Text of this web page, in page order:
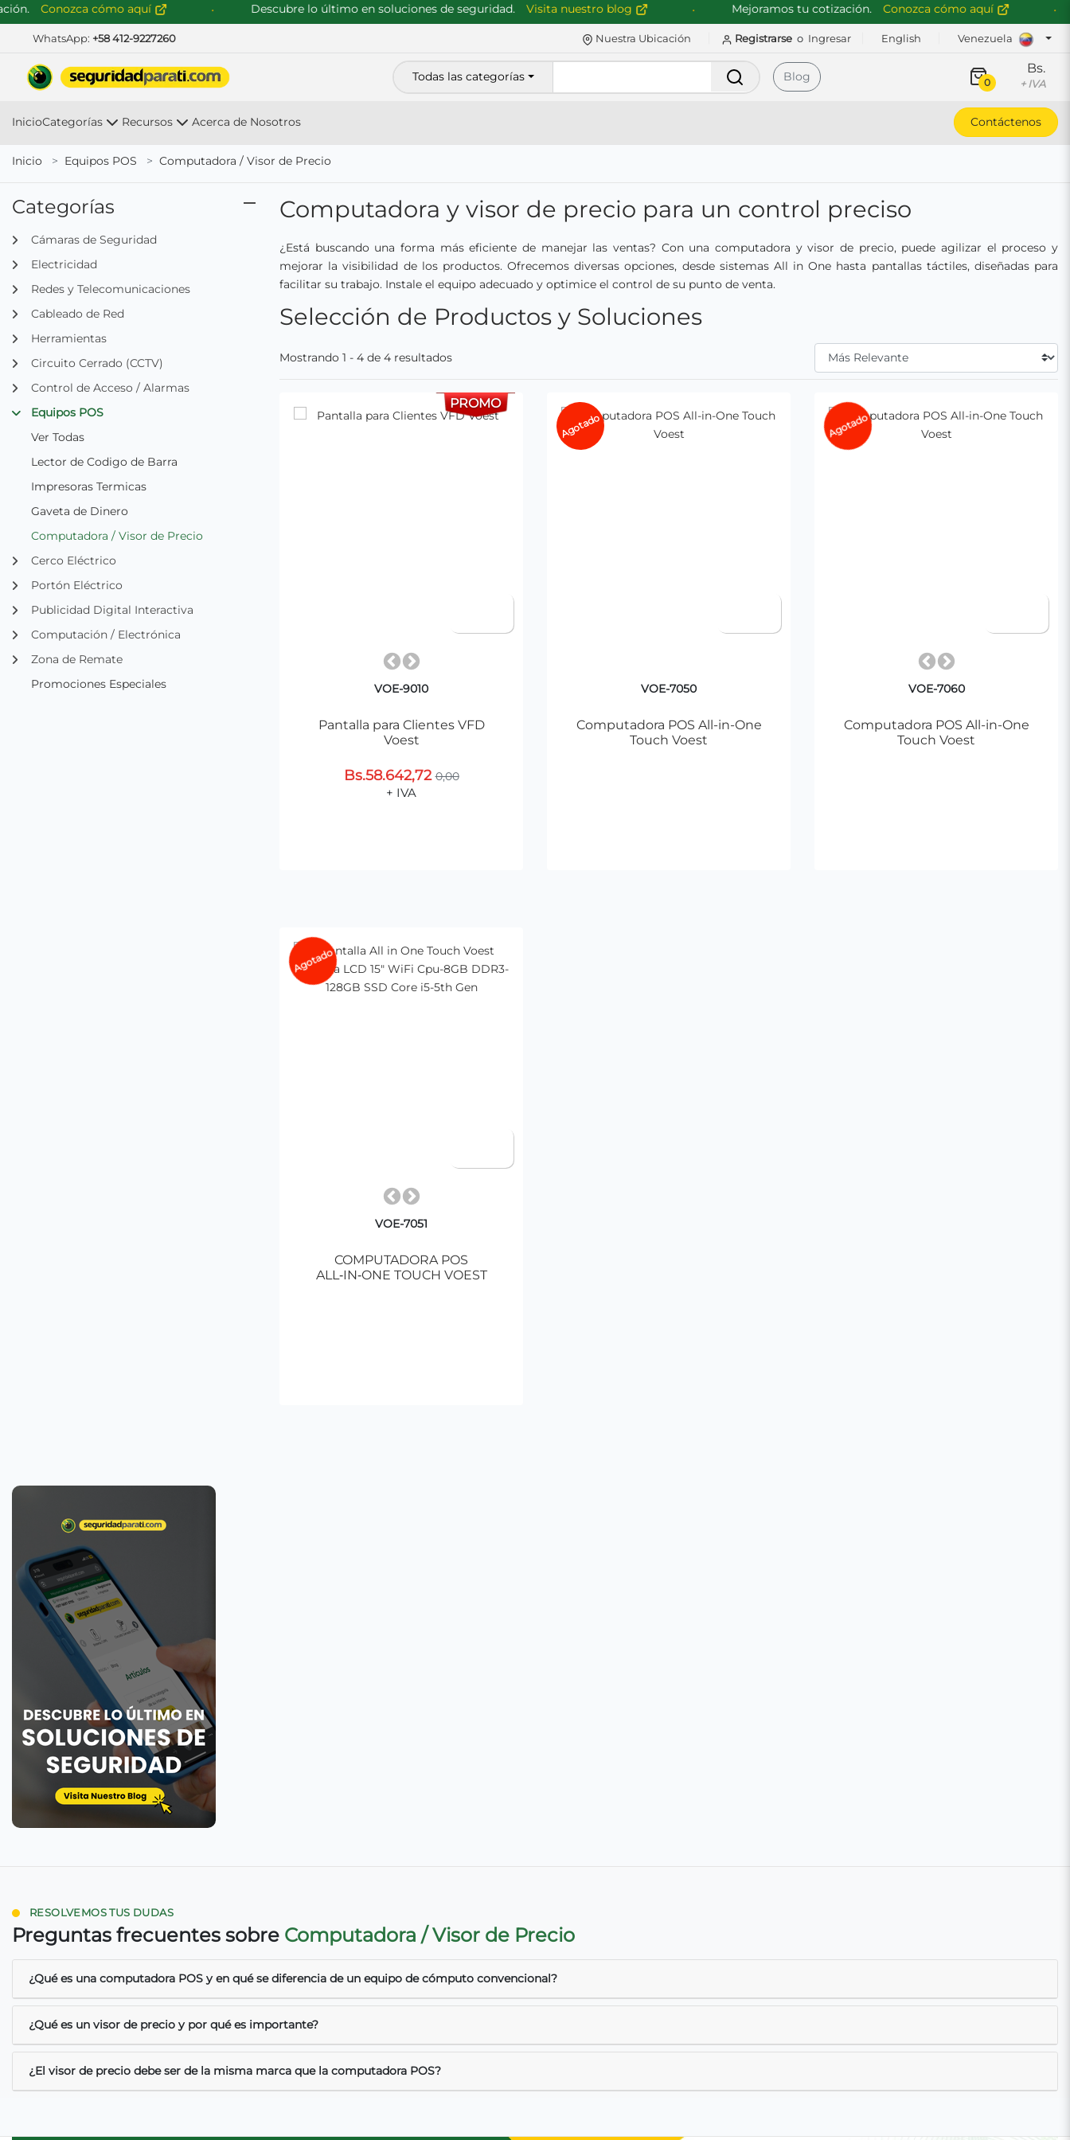
Mejoramos tu cotización. Conozca cómo aquí
Conozca cómo aquí Descubre lo último en soluciones de seguridad. Visita nuestro blog
WhatsApp: +58 412-9227260 Nuestra Ubicación Registrarse o Ingresar English Venezuela
Todas las categorías Buscar Blog 0
Bs.
+ IVA
InicioCategorías Recursos Acerca de Nosotros Contáctenos
Inicio Equipos POS Computadora / Visor de Precio
Computadora y visor de precio para un control preciso
¿Está buscando una forma más eficiente de manejar las ventas? Con una computadora y visor de precio, puede agilizar el proceso y
mejorar la visibilidad de los productos. Ofrecemos diversas opciones, desde sistemas All in One hasta pantallas táctiles, diseñadas para
facilitar su trabajo. Instale el equipo adecuado y optimice el control de su punto de venta.
Selección de Productos y Soluciones
Mostrando 1 - 4 de 4 resultados Filtrar Por
PROMO
VOE-9010
Pantalla para Clientes VFD
Voest
Bs.58.642,720,00
+ IVA
Agotado
VOE-7050
Computadora POS All-in-One
Touch Voest
Agotado
VOE-7060
Computadora POS All-in-One
Touch Voest
Agotado
VOE-7051
COMPUTADORA POS
ALL‑IN‑ONE TOUCH VOEST
Categorías
Cámaras de Seguridad
Electricidad
Redes y Telecomunicaciones
Cableado de Red
Herramientas
Circuito Cerrado (CCTV)
Control de Acceso / Alarmas
Equipos POS
Ver Todas
Lector de Codigo de Barra
Impresoras Termicas
Gaveta de Dinero
Computadora / Visor de Precio
Cerco Eléctrico
Portón Eléctrico
Publicidad Digital Interactiva
Computación / Electrónica
Zona de Remate
Promociones Especiales
RESOLVEMOS TUS DUDAS
Preguntas frecuentes sobre Computadora / Visor de Precio
¿Qué es una computadora POS y en qué se diferencia de un equipo de cómputo convencional?
¿Qué es un visor de precio y por qué es importante?
¿El visor de precio debe ser de la misma marca que la computadora POS?